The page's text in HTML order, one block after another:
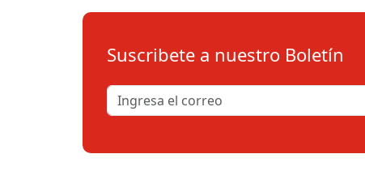
Suscribete a nuestro Boletín